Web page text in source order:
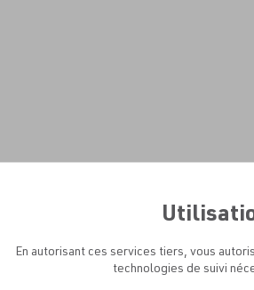
En autorisant ces services tiers, vous
technologies de suivi